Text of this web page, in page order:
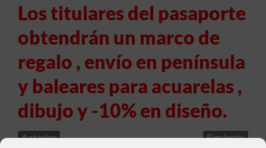
Los titulares del pasaporte
obtendrán un marco de
regalo , envío en península
y baleares para acuarelas ,
dibujo y -10% en diseño.
Anterior Siguiente